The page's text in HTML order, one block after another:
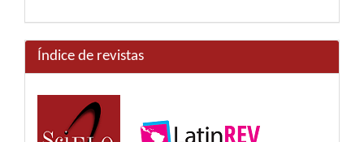
Índice de revistas